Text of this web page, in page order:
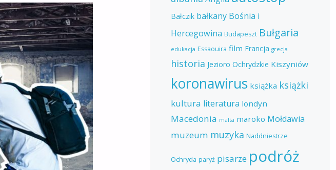
Bałczik bałkany Bośnia i
Hercegowina Budapeszt Bułgaria
edukacja Essaouira film Francja grecja
historia Jezioro Ochrydzkie Kiszyniów
koronawirus książka książki
kultura literatura londyn
Macedonia malta maroko Mołdawia
muzeum muzyka Naddniestrze
Ochryda paryż pisarze podróż